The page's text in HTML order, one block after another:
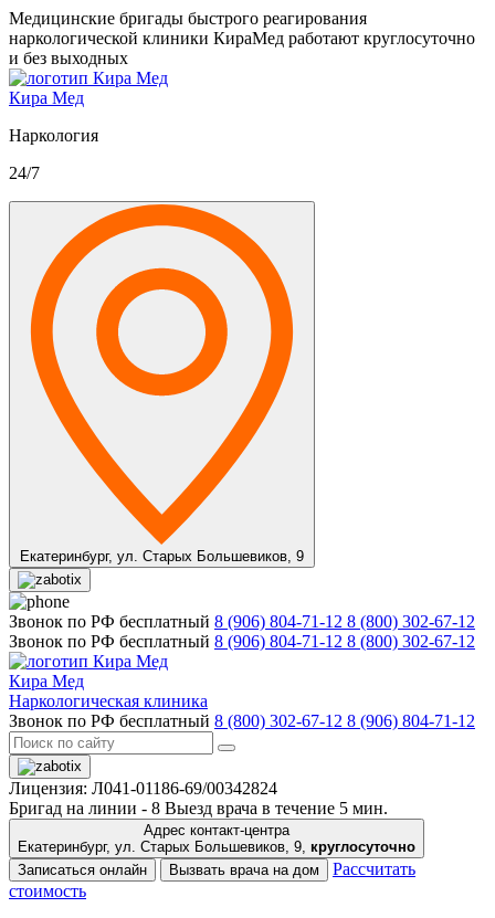
Медицинские бригады быстрого реагирования
наркологической клиники КираМед работают круглосуточно
и без выходных
Кира Мед
Наркология
24/7
Екатеринбург, ул. Старых Большевиков, 9
Звонок по РФ бесплатный 8 (906) 804-71-12 8 (800) 302-67-12
Звонок по РФ бесплатный 8 (906) 804-71-12 8 (800) 302-67-12
Кира Мед
Наркологическая клиника
Звонок по РФ бесплатный 8 (800) 302-67-12 8 (906) 804-71-12
Лицензия: Л041-01186-69/00342824
Бригад на линии - 8 Выезд врача в течение 5 мин.
Адрес контакт-центра
Екатеринбург, ул. Старых Большевиков, 9, круглосуточно
Записаться онлайн
Вызвать врача на дом
Рассчитать
стоимость